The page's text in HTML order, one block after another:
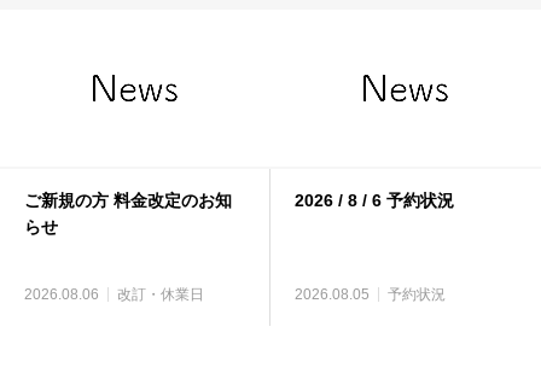
ご新規の方 料金改定のお知
らせ
2026.08.06 改訂・休業日
2026 / 8 / 6 予約状況
2026.08.05 予約状況